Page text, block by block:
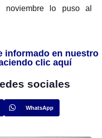
lo puso al
informado en nuestro
clic aquí
sociales
WhatsApp